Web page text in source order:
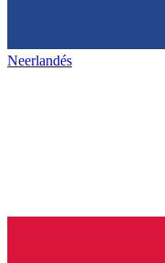
Neerlandés